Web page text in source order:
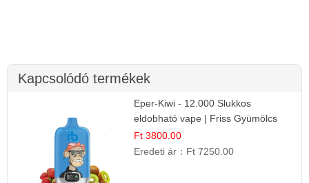
Kapcsolódó termékek
Eper-Kiwi - 12.000 Slukkos
eldobható vape | Friss Gyümölcs
Kombináció
Ft 3800.00
Eredeti ár： Ft 7250.00